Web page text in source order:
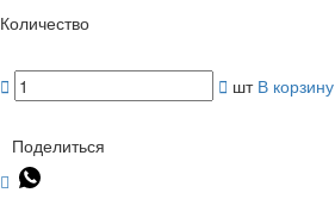
Количество
шт В корзину
Поделиться